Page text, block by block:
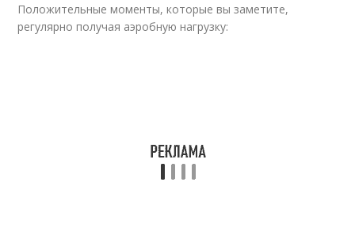
Положительные моменты, которые вы заметите,
регулярно получая аэробную нагрузку: